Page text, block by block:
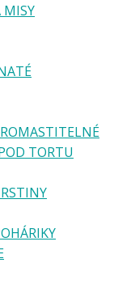
MISY
TORTU